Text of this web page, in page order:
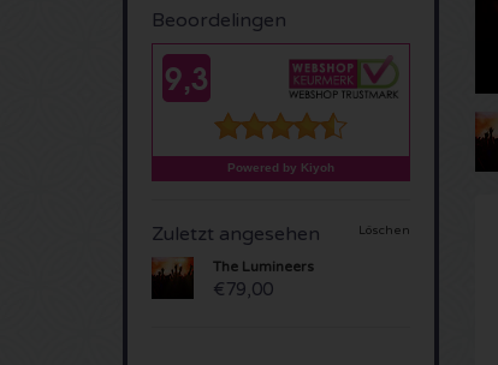
Beoordelingen
Zuletzt angesehen Löschen
The Lumineers
€79,00